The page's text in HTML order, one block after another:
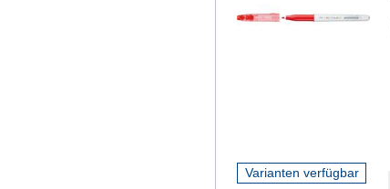
Varianten verfügbar